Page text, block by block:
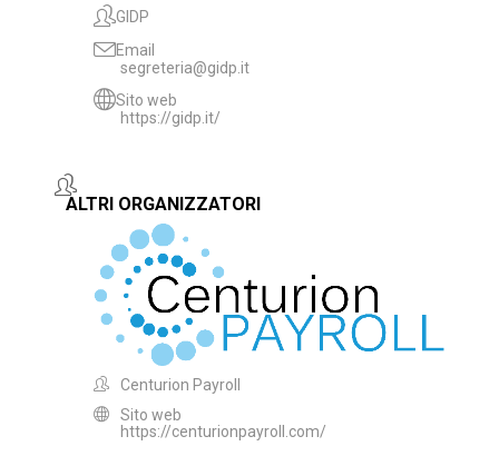
GIDP
Email
segreteria@gidp.it
Sito web
https://gidp.it/
ALTRI ORGANIZZATORI
Centurion Payroll
Sito web
https://centurionpayroll.com/